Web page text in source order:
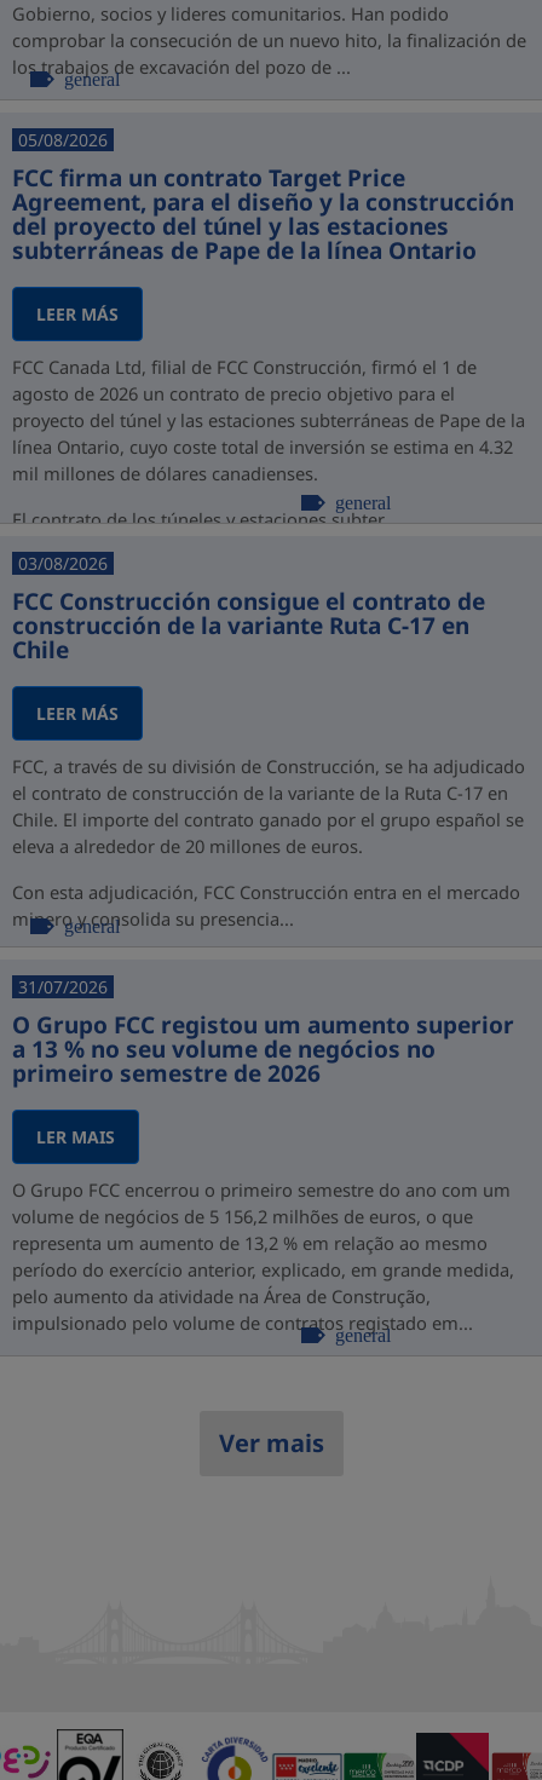
Gobierno, socios y lideres comunitarios. Han podido
comprobar la consecución de un nuevo hito, la finalización de
los trabajos de excavación del pozo de ...
general
05/08/2026
FCC firma un contrato Target Price
Agreement, para el diseño y la construcción
del proyecto del túnel y las estaciones
subterráneas de Pape de la línea Ontario
LEER MÁS
FCC Canada Ltd, filial de FCC Construcción, firmó el 1 de
agosto de 2026 un contrato de precio objetivo para el
proyecto del túnel y las estaciones subterráneas de Pape de la
línea Ontario, cuyo coste total de inversión se estima en 4.32
mil millones de dólares canadienses.
El contrato de los túneles y estaciones subter...
general
03/08/2026
FCC Construcción consigue el contrato de
construcción de la variante Ruta C-17 en
Chile
LEER MÁS
FCC, a través de su división de Construcción, se ha adjudicado
el contrato de construcción de la variante de la Ruta C-17 en
Chile. El importe del contrato ganado por el grupo español se
eleva a alrededor de 20 millones de euros.
Con esta adjudicación, FCC Construcción entra en el mercado
minero y consolida su presencia...
general
31/07/2026
O Grupo FCC registou um aumento superior
a 13 % no seu volume de negócios no
primeiro semestre de 2026
LER MAIS
O Grupo FCC encerrou o primeiro semestre do ano com um
volume de negócios de 5 156,2 milhões de euros, o que
representa um aumento de 13,2 % em relação ao mesmo
período do exercício anterior, explicado, em grande medida,
pelo aumento da atividade na Área de Construção,
impulsionado pelo volume de contratos registado em...
general
Ver mais